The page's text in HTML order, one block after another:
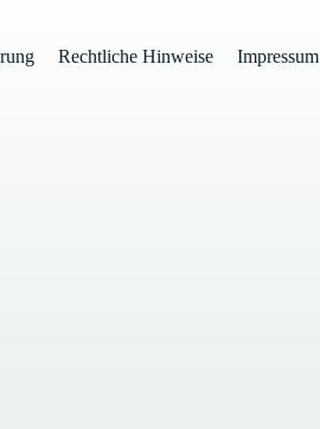
Rechtliche Hinweise Impressum